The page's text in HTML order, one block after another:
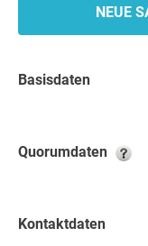
NEUE
Basisdaten
Quorumdaten
Kontaktdaten